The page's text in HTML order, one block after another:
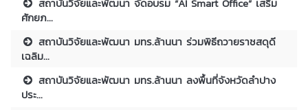
สถาบันวิจัยและพัฒนา จัดอบรม “AI Smart Office” เสริม
ศักยภ...
สถาบันวิจัยและพัฒนา มทร.ล้านนา ร่วมพิธีถวายราชสดุดี
เฉลิม...
สถาบันวิจัยและพัฒนา มทร.ล้านนา ลงพื้นที่จังหวัดลำปาง
ประ...